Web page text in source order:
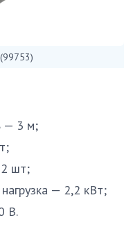
— 3 м;
2 шт;
— 2,2 кВт;
В.